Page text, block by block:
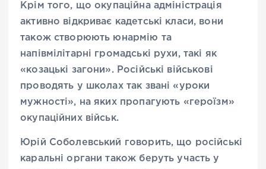
Крім того, що окупаційна адміністрація
активно відкриває кадетські класи, вони
також створюють юнармію та
напівмілітарні громадські рухи, такі як
«козацькі загони». Російські військові
проводять у школах так звані «уроки
мужності», на яких пропагують «героїзм»
окупаційних військ.
Юрій Соболевський говорить, що російські
каральні органи також беруть участь у